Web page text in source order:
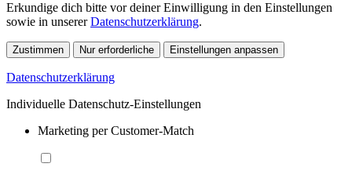
Erkundige dich bitte vor deiner Einwilligung in den Einstellungen
sowie in unsererDatenschutzerklärung.
Zustimmen Nur erforderliche Einstellungen anpassen
Datenschutzerklärung
Individuelle Datenschutz-Einstellungen
Marketing per Customer-Match